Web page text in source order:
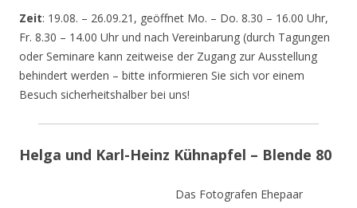
Zeit: 19.08. – 26.09.21, geöffnet Mo. – Do. 8.30 – 16.00 Uhr,
Fr. 8.30 – 14.00 Uhr und nach Vereinbarung (durch Tagungen
oder Seminare kann zeitweise der Zugang zur Ausstellung
behindert werden – bitte informieren Sie sich vor einem
Besuch sicherheitshalber bei uns!
Helga und Karl-Heinz Kühnapfel – Blende 80
Das Fotografen Ehepaar